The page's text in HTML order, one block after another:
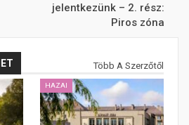
jelentkezünk – 2. rész:
Piros zóna
Több A Szerzőtől
HAZAI